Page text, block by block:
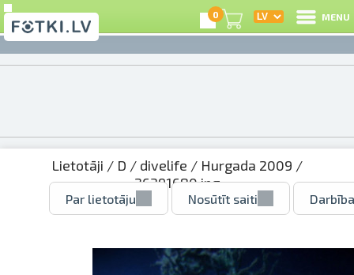
0 MENU
Lietotāji / D / divelife / Hurgada 2009 /
26391680.jpg
Par lietotāju Nosūtīt saiti